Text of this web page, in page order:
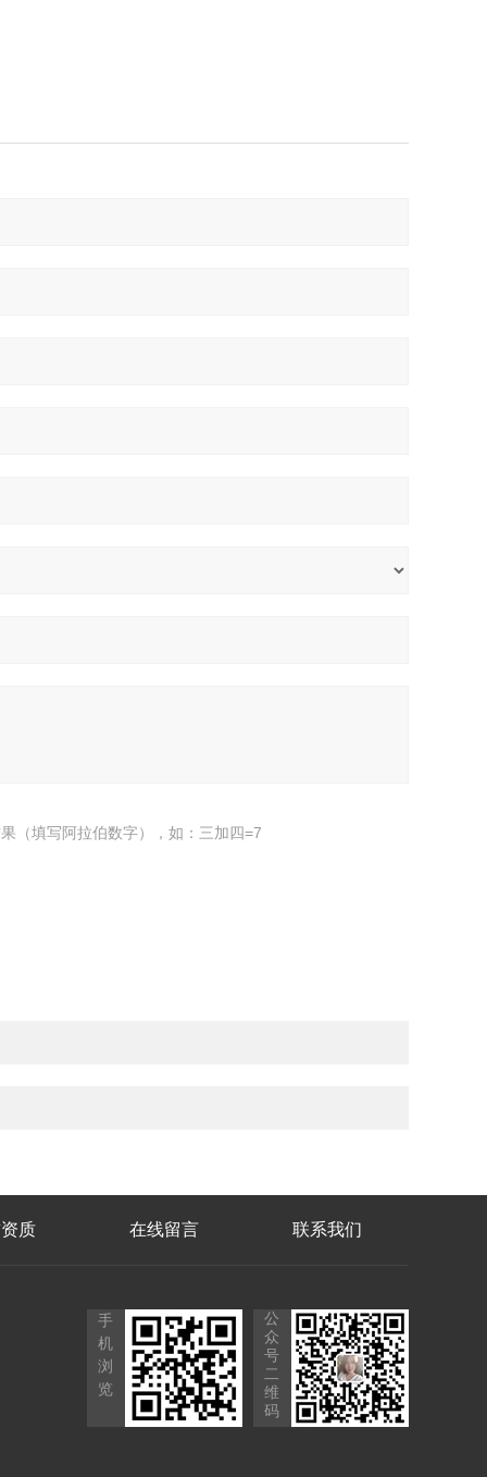
（填写阿拉伯数字），如：三加四=7
质 在线留言 联系我们
手
机
浏
览
公
众
号
二
维
码